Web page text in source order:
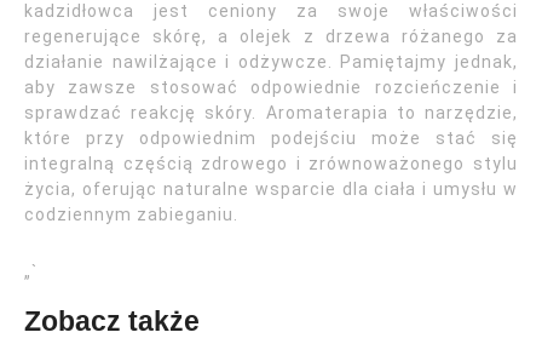
kadzidłowca jest ceniony za swoje właściwości
regenerujące skórę, a olejek z drzewa różanego za
działanie nawilżające i odżywcze. Pamiętajmy jednak,
aby zawsze stosować odpowiednie rozcieńczenie i
sprawdzać reakcję skóry. Aromaterapia to narzędzie,
które przy odpowiednim podejściu może stać się
integralną częścią zdrowego i zrównoważonego stylu
życia, oferując naturalne wsparcie dla ciała i umysłu w
codziennym zabieganiu.
„`
Zobacz także